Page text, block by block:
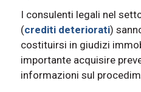
I consulenti legali nel
(crediti deteriorati)
costituirsi in giudizi
importante acquisire
informazioni sul